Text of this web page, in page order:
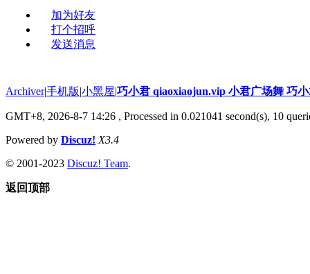
加为好友
打个招呼
发送消息
Archiver|手机版|小黑屋|巧小君 qiaoxiaojun.vip 小君广场舞 巧
GMT+8, 2026-8-7 14:26 , Processed in 0.021041 second(s), 10
Powered by Discuz! X3.4
© 2001-2023 Discuz! Team.
返回顶部